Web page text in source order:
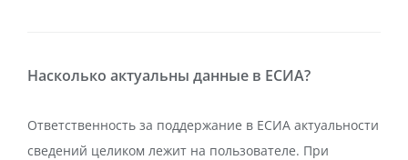
Насколько актуальны данные в ЕСИА?
Ответственность за поддержание в ЕСИА актуальности
сведений целиком лежит на пользователе. При